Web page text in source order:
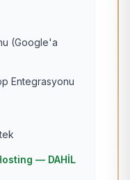
(Google'a
Entegrasyonu
— DAHİL